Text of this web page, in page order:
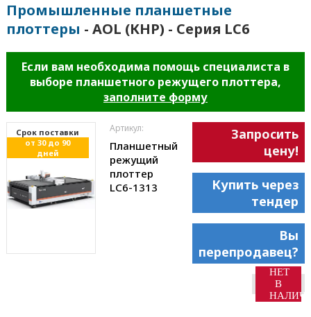
Промышленные планшетные
плоттеры - AOL (КНР) - Серия LC6
Если вам необходима помощь специалиста в
выборе планшетного режущего плоттера,
заполните форму
Cрок поставки
от 30 до 90
дней
Артикул:
Планшетный
режущий
плоттер
LC6-1313
Запросить
цену!
Купить через
тендер
Вы
перепродавец?
НЕТ
В